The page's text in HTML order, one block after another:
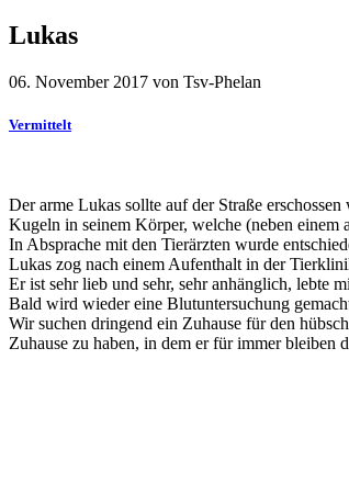
Lukas
06. November 2017 von Tsv-Phelan
Vermittelt
Der arme Lukas sollte auf der Straße erschossen
Kugeln in seinem Körper, welche (neben einem
In Absprache mit den Tierärzten wurde
Lukas zog nach einem Aufenthalt in der
Er ist sehr lieb und sehr, sehr anhänglich, lebte
Bald wird wieder eine Blutuntersuchung
Wir suchen dringend ein Zuhause für den
Zuhause zu haben, in dem er für immer bleiben